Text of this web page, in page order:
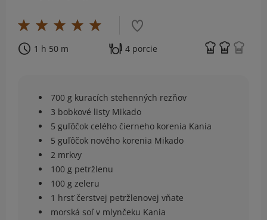
1 h 50 m 4 porcie
700 g kuracích stehenných rezňov
3 bobkové listy Mikado
5 guľôčok celého čierneho korenia Kania
5 guľôčok nového korenia Mikado
2 mrkvy
100 g petržlenu
100 g zeleru
1 hrsť čerstvej petržlenovej vňate
morská soľ v mlynčeku Kania